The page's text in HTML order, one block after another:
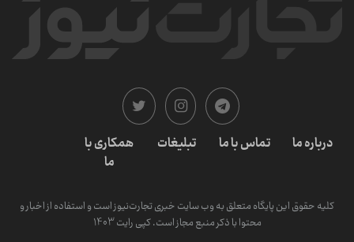
درباره ما تماس با ما تبلیغات
همکاری با
ما
کلیه حقوق این پایگاه متعلق به وب سایت خبری تجارت‌نیوز است و استفاده از اخبار و
محتوا با ذکر منبع مجاز است. کپی رایت 1403